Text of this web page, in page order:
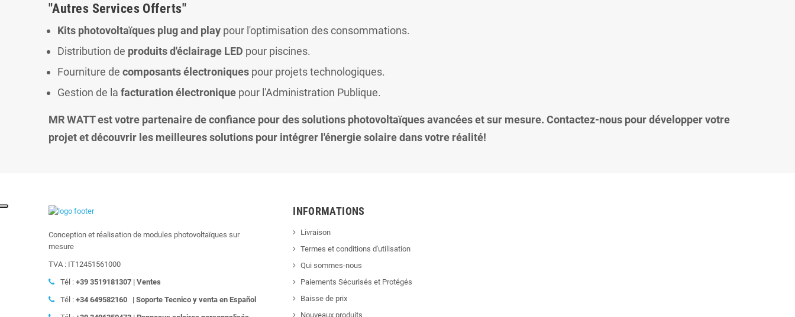
"Autres Services Offerts"
Kits photovoltaïques plug and play pour l'optimisation des consommations.
Distribution de produits d'éclairage LED pour piscines.
Fourniture de composants électroniques pour projets technologiques.
Gestion de la facturation électronique pour l'Administration Publique.
MR WATT est votre partenaire de confiance pour des solutions photovoltaïques avancées et sur mesure. Contactez-nous pour développer votre
projet et découvrir les meilleures solutions pour intégrer l'énergie solaire dans votre réalité!
Conception et réalisation de modules photovoltaïques sur
mesure
TVA : IT12451561000
Tél : +39 3519181307 | Ventes
Tél : +34 649582160 | Soporte Tecnico y venta en Español
INFORMATIONS
Livraison
Termes et conditions d'utilisation
Qui sommes-nous
Paiements Sécurisés et Protégés
Baisse de prix
Nouveaux produits